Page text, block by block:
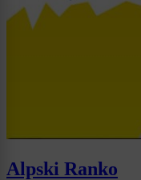
Alpski Ranko